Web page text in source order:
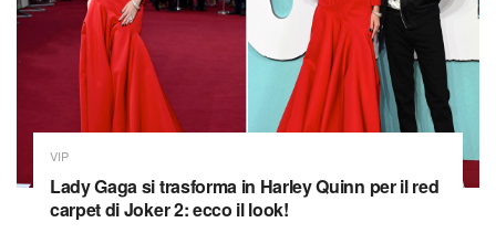
VIP
Lady Gaga si trasforma in Harley Quinn per il red
carpet di Joker 2: ecco il look!